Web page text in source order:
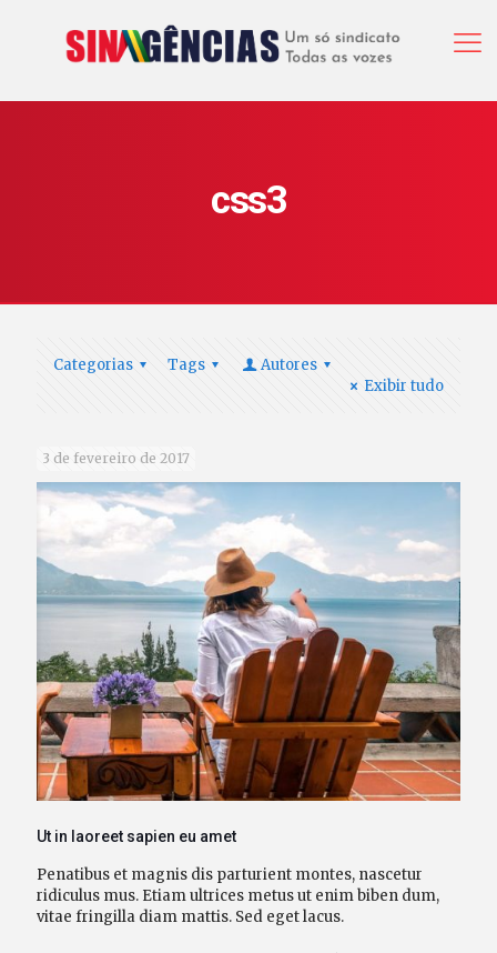
css3
Categorias Tags
Autores
Exibir tudo
3 de fevereiro de 2017
Ut in laoreet sapien eu amet
Penatibus et magnis dis parturient montes, nascetur
ridiculus mus. Etiam ultrices metus ut enim biben dum,
vitae fringilla diam mattis. Sed eget lacus.